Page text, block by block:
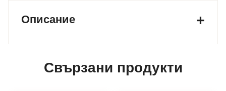
Описание
Свързани продукти